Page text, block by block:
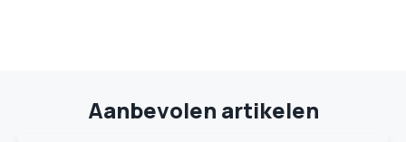
Aanbevolen artikelen